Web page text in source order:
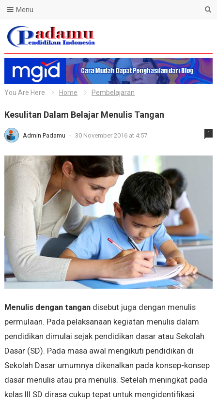
Blog Padamu
Menu
You Are Here Home Pembelajaran
Kesulitan Dalam Belajar Menulis Tangan
Admin Padamu - 30 November 2016 at 4:57 1
Menulis dengan tangandisebut juga dengan menulis
permulaan. Pada pelaksanaan kegiatan menulis dalam
pendidikan dimulai sejak pendidikan dasar atau Sekolah
Dasar (SD). Pada masa awal mengikuti pendidikan di
Sekolah Dasar umumnya dikenalkan pada konsep-konsep
dasar menulis atau pra menulis. Setelah meningkat pada
kelas III SD dirasa cukup tepat untuk mengidentifikasi